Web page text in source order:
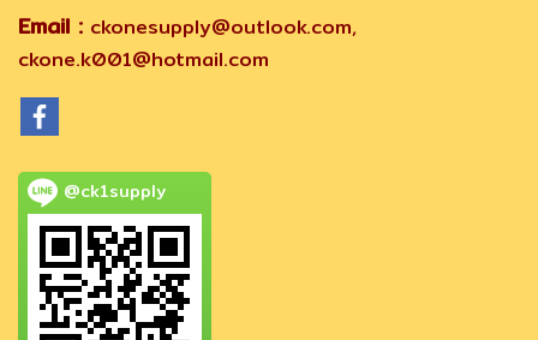
Email : ckonesupply@outlook.com,
ckone.k001@hotmail.com
@ck1supply